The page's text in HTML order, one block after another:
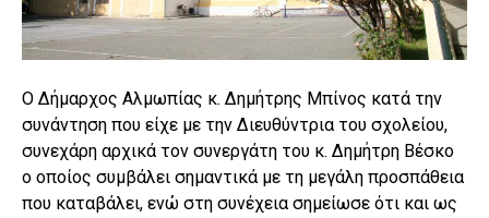
Ο Δήμαρχος Αλμωπίας κ. Δημήτρης Μπίνος κατά την
συνάντηση που είχε με την Διευθύντρια του σχολείου,
συνεχάρη αρχικά τον συνεργάτη του κ. Δημήτρη Βέσκο
ο οποίος συμβάλει σημαντικά με τη μεγάλη προσπάθεια
που καταβάλει, ενώ στη συνέχεια σημείωσε ότι και ως